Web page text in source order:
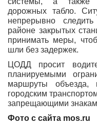
дорожных табло.
непрерывно
районе закрытых
принимать меры,
шли без задержек.
ЦОДД просит
планируемыми
маршруты объезда,
городским
запрещающими
Фото с сайта mos.ru